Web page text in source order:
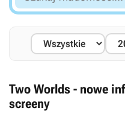
wiadomości...
Two Worlds - nowe
screeny